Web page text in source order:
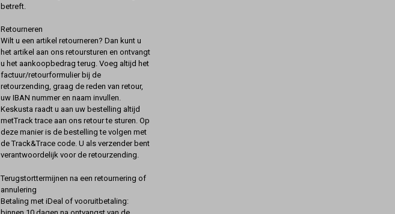
betreft.
Retourneren
Wilt u een artikel retourneren? Dan kunt u
het artikel aan ons retoursturen en ontvangt
u het aankoopbedrag terug. Voeg altijd het
factuur/retourformulier bij de
retourzending, graag de reden van retour,
uw IBAN nummer en naam invullen.
Keskusta raadt u aan uw bestelling altijd
metTrack trace aan ons retour te sturen. Op
deze manier is de bestelling te volgen met
de Track&Trace code. U als verzender bent
verantwoordelijk voor de retourzending.
Terugstorttermijnen na een retournering of
annulering
Betaling met iDeal of vooruitbetaling: